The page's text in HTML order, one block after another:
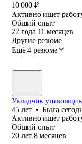
10 000 ₽
Активно ищет
Общий опыт
22 года 11 месяцев
Другие резюме
Ещё 4 резюме
Укладчик
45 лет • Была
Активно ищет
Общий опыт
20 лет 8 месяцев